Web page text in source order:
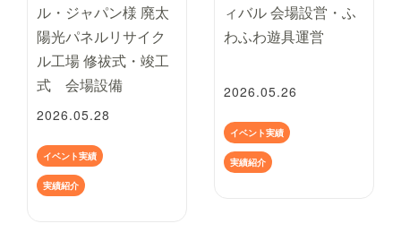
ル・ジャパン様 廃太
陽光パネルリサイク
ル工場 修祓式・竣工
式 会場設備
2026.05.28
イベント実績
実績紹介
ィバル 会場設営・ふ
わふわ遊具運営
2026.05.26
イベント実績
実績紹介